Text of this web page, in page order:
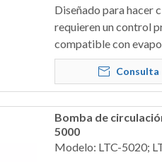
Diseñado para hacer
requieren un control
compatible con
Consulta
Bomba de
5000
Modelo: LTC-5020;